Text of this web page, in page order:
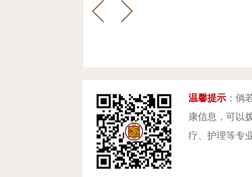
温馨提示：倘
康信息，可以
疗、护理等专